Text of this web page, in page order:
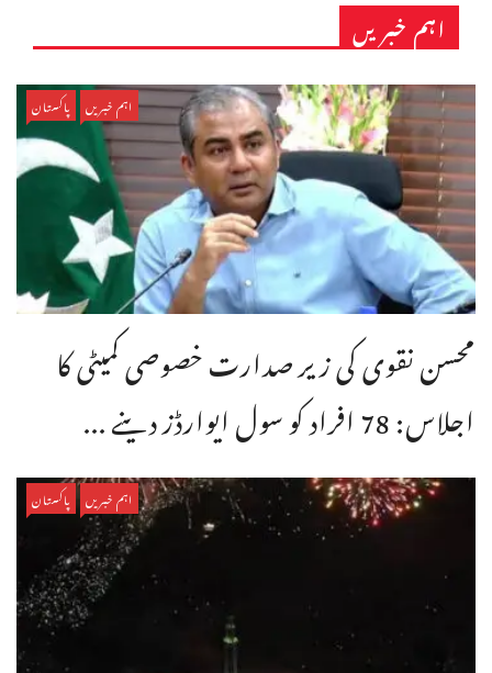
اہم خبریں
اہم خبریں پاکستان
محسن نقوی کی زیر صدارت خصوصی کمیٹی کا
اجلاس: 78 افراد کو سول ایوارڈز دینے ...
اہم خبریں پاکستان